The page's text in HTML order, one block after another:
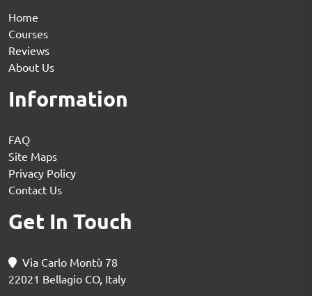
Home
Courses
Reviews
About Us
Information
FAQ
Site Maps
Privacy Policy
Contact Us
Get In Touch
Via Carlo Montù 78
22021 Bellagio CO, Italy